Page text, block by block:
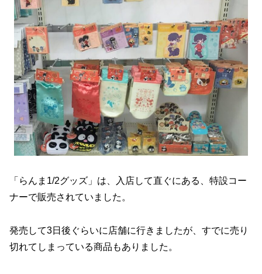
「らんま1/2グッズ」は、入店して直ぐにある、特設コー
ナーで販売されていました。
発売して3日後ぐらいに店舗に行きましたが、すでに売り
切れてしまっている商品もありました。